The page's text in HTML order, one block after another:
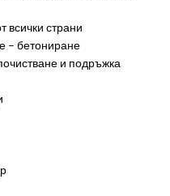
всички страни
– бетониране
и подръжка